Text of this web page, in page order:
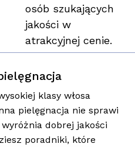
osób szukających
jakości w
atrakcyjnej cenie.
klasy włosa
pielęgnacja nie sprawi
dobrej jakości
poradniki, które